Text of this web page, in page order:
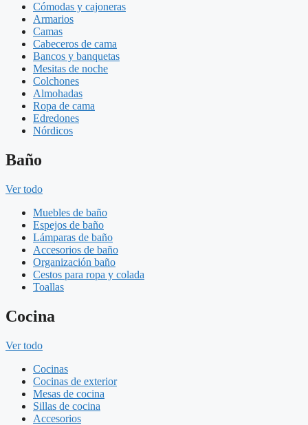
Cómodas y cajoneras
Armarios
Camas
Cabeceros de cama
Bancos y banquetas
Mesitas de noche
Colchones
Almohadas
Ropa de cama
Edredones
Nórdicos
Baño
Ver todo
Muebles de baño
Espejos de baño
Lámparas de baño
Accesorios de baño
Organización baño
Cestos para ropa y colada
Toallas
Cocina
Ver todo
Cocinas
Cocinas de exterior
Mesas de cocina
Sillas de cocina
Accesorios